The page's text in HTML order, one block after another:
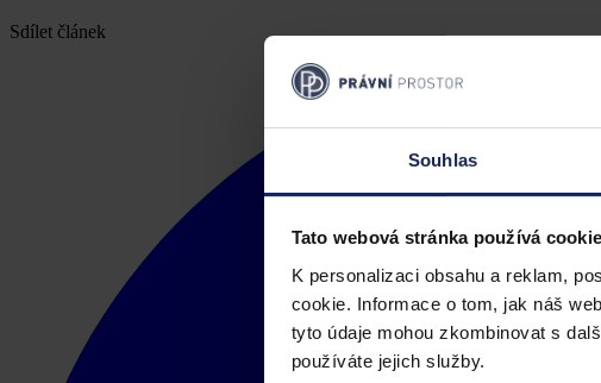
Souhlas
Tato webová stránka používá
K personalizaci obsahu a reklam,
cookie. Informace o tom, jak náš
tyto údaje mohou zkombinovat s
používáte jejich služby.
Sdílet článek